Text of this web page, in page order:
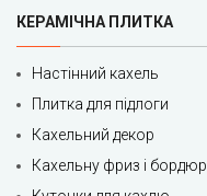
КЕРАМІЧНА ПЛИТКА
Настінний кахель
Плитка для підлоги
Кахельний декор
Кахельну фриз і бордюр